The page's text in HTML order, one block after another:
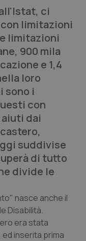
ci
limitazioni
limitazioni
900 mila
e 1,4
loro
sono i
con
dai
suddivise
di tutto
divide le
nasce anche il
Disabilità.
era stata
ed inserita prima